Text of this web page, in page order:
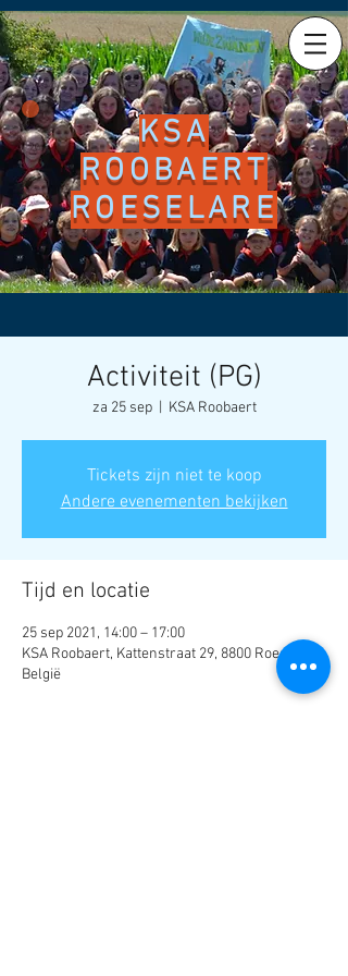
KSA
ROOBAERT
ROESELARE
Activiteit (PG)
za 25 sep
  |
KSA Roobaert
Tickets zijn niet te koop
Andere evenementen bekijken
Tijd en locatie
25 sep 2021, 14:00 – 17:00
KSA Roobaert, Kattenstraat 29, 8800 Roeselare,
België